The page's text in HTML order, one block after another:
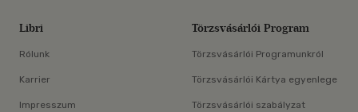
Libri
Rólunk
Karrier
Impresszum
Törzsvásárlói Program
Törzsvásárlói Programunkról
Törzsvásárlói Kártya egyenlege
Törzsvásárlói szabályzat